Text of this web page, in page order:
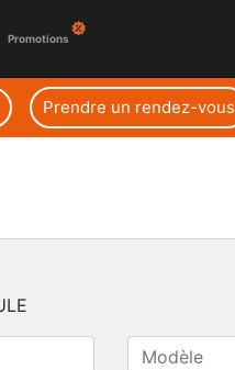
Promotions
Prendre un rendez-vous